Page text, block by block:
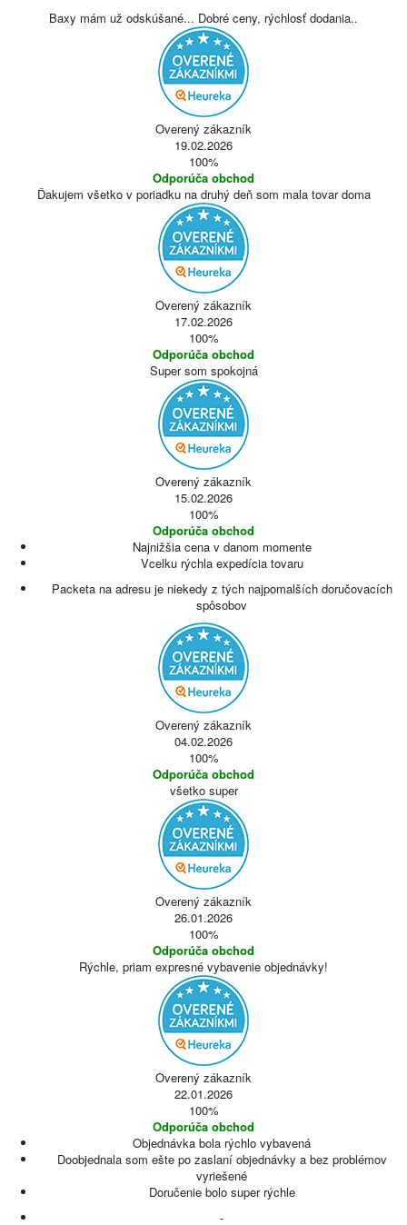
Baxy mám už odskúšané... Dobré ceny, rýchlosť dodania..
Overený zákazník
19.02.2026
100%
Odporúča obchod
Ďakujem všetko v poriadku na druhý deň som mala tovar doma
Overený zákazník
17.02.2026
100%
Odporúča obchod
Super som spokojná
Overený zákazník
15.02.2026
100%
Odporúča obchod
Najnižšia cena v danom momente
Vcelku rýchla expedícia tovaru
Packeta na adresu je niekedy z tých najpomalších doručovacích
spôsobov
Overený zákazník
04.02.2026
100%
Odporúča obchod
všetko super
Overený zákazník
26.01.2026
100%
Odporúča obchod
Rýchle, priam expresné vybavenie objednávky!
Overený zákazník
22.01.2026
100%
Odporúča obchod
Objednávka bola rýchlo vybavená
Doobjednala som ešte po zaslaní objednávky a bez problémov
vyriešené
Doručenie bolo super rýchle
-